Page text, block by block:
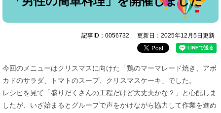
記事ID：0056732 更新日：2025年12月5日更新
今回のメニューはクリスマスに向けた「鶏のマーマレード焼き、アボ
カドのサラダ、トマトのスープ、クリスマスケーキ」でした。
レシピを見て「盛りだくさんの工程だけど大丈夫かな？」と心配しま
したが、いざ始まるとグループで声をかけながら協力して作業を進め